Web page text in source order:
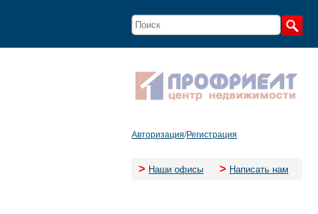
Авторизация/Регистрация
> Наши офисы > Написать нам